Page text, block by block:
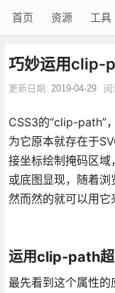
首页 资源 工具
巧妙运用clip-
更新日期: 2019-04-29 阅
CSS3的“clip-path”
为它原本就存在于
接坐标绘制掩码区
或底图显现，随着
然而然的就可以用它
运用clip-path超
最先看到这个属性的